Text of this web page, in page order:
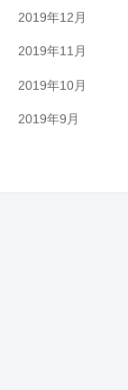
2019年12月
2019年11月
2019年10月
2019年9月